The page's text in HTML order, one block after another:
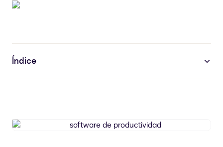
Índice
software